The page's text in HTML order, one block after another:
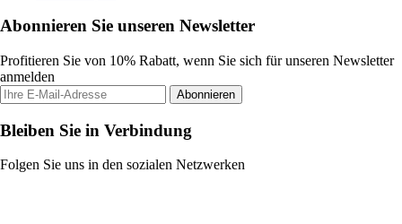
Abonnieren Sie unseren Newsletter
Profitieren Sie von 10% Rabatt, wenn Sie sich für unseren Newsletter
anmelden
Abonnieren
Bleiben Sie in Verbindung
Folgen Sie uns in den sozialen Netzwerken